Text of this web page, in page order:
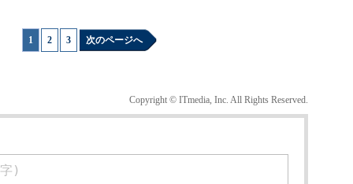
1 2 3 次のページへ
Copyright © ITmedia, Inc. All Rights Reserved.